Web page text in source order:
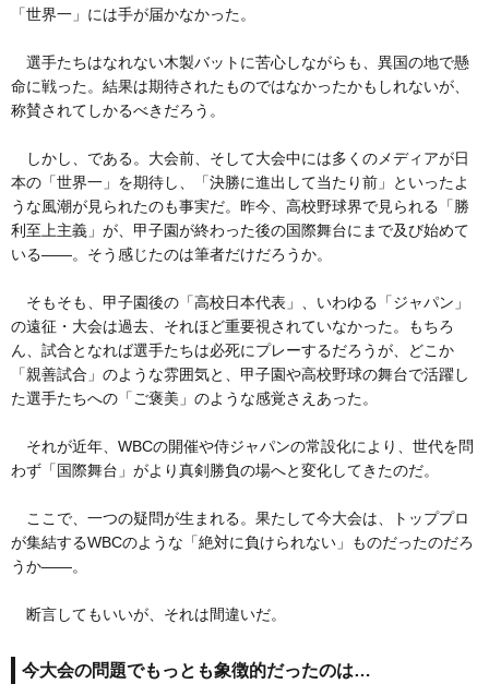
「世界一」には手が届かなかった。
選手たちはなれない木製バットに苦心しながらも、異国の地で懸
命に戦った。結果は期待されたものではなかったかもしれないが、
称賛されてしかるべきだろう。
しかし、である。大会前、そして大会中には多くのメディアが日
本の「世界一」を期待し、「決勝に進出して当たり前」といったよ
うな風潮が見られたのも事実だ。昨今、高校野球界で見られる「勝
利至上主義」が、甲子園が終わった後の国際舞台にまで及び始めて
いる――。そう感じたのは筆者だけだろうか。
そもそも、甲子園後の「高校日本代表」、いわゆる「ジャパン」
の遠征・大会は過去、それほど重要視されていなかった。もちろ
ん、試合となれば選手たちは必死にプレーするだろうが、どこか
「親善試合」のような雰囲気と、甲子園や高校野球の舞台で活躍し
た選手たちへの「ご褒美」のような感覚さえあった。
それが近年、WBCの開催や侍ジャパンの常設化により、世代を問
わず「国際舞台」がより真剣勝負の場へと変化してきたのだ。
ここで、一つの疑問が生まれる。果たして今大会は、トッププロ
が集結するWBCのような「絶対に負けられない」ものだったのだろ
うか――。
断言してもいいが、それは間違いだ。
今大会の問題でもっとも象徴的だったのは…